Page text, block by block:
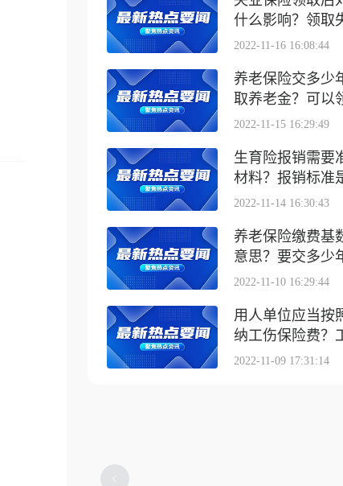
什么影响？领取
2022-11-16 16:08:44
养老保险交多少
取养老金？可以
2022-11-15 16:29:49
生育险报销需要
材料？报销标准
2022-11-14 16:30:43
养老保险缴费基
意思？要交多少
2022-11-10 16:29:44
用人单位应当按
纳工伤保险费？
2022-11-09 17:31:14